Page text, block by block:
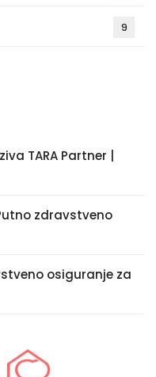
9
TARA Partner |
zdravstveno
osiguranje za